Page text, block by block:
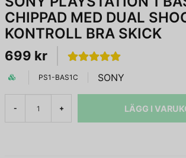
CHIPPAD MED DUAL
KONTROLL BRA SKICK
699 kr
PS1-BAS1C SONY
- + LÄGG I